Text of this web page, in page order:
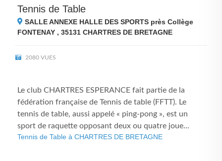
Tennis de Table
SALLE ANNEXE HALLE DES SPORTS près Collège
FONTENAY , 35131 CHARTRES DE BRETAGNE
2080 VUES
Le club CHARTRES ESPERANCE fait partie de la
fédération française de Tennis de table (FFTT). Le
tennis de table, aussi appelé « ping-pong », est un
sport de raquette opposant deux ou quatre joue...
Tennis de Table à CHARTRES DE BRETAGNE